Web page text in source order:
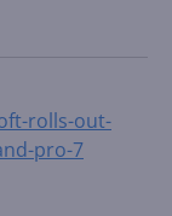
rolls-out-
pro-7